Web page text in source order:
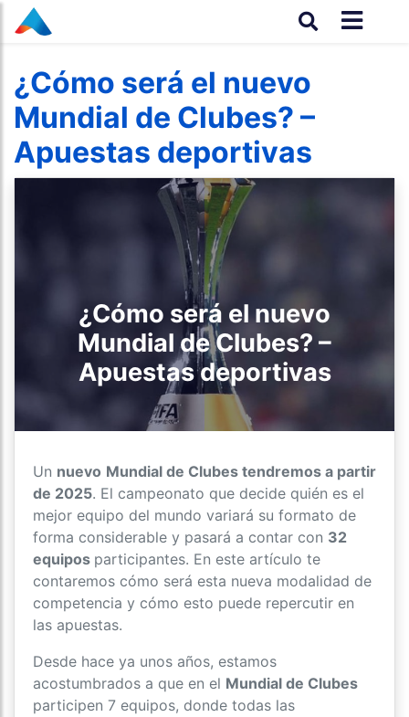
¿Cómo será el nuevo
Mundial de Clubes? –
Apuestas deportivas
¿Cómo será el nuevo
Mundial de Clubes? –
Apuestas deportivas
Un nuevo Mundial de Clubes tendremos a partir
de 2025. El campeonato que decide quién es el
mejor equipo del mundo variará su formato de
forma considerable y pasará a contar con 32
equipos participantes. En este artículo te
contaremos cómo será esta nueva modalidad de
competencia y cómo esto puede repercutir en
las apuestas.
Desde hace ya unos años, estamos
acostumbrados a que en el Mundial de Clubes
participen 7 equipos, donde todas las